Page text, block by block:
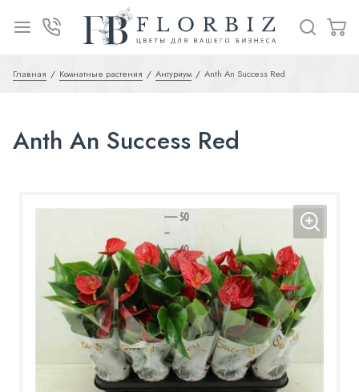
Главная Комнатные растения Антуриум Anth An Success Red
Anth An Success Red